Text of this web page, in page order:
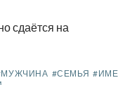
сдаётся на
#СЕМЬЯ